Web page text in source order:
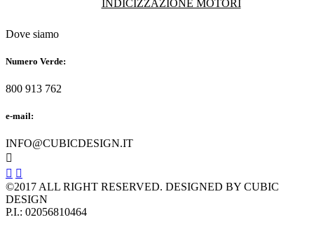
INDICIZZAZIONE MOTORI
Dove siamo
Numero Verde:
800 913 762
e-mail:
INFO@CUBICDESIGN.IT

 
©2017 ALL RIGHT RESERVED. DESIGNED BY CUBIC
DESIGN
P.I.: 02056810464